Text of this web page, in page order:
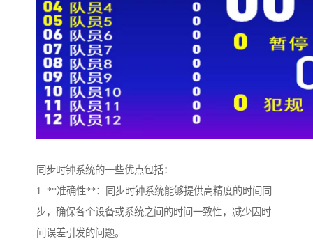
同步时钟系统的一些优点包括：
1. **准确性**：同步时钟系统能够提供高精度的时间同
步，确保各个设备或系统之间的时间一致性，减少因时
间误差引发的问题。